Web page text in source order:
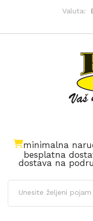
Valuta:
minimalna
besplatna
dostava na